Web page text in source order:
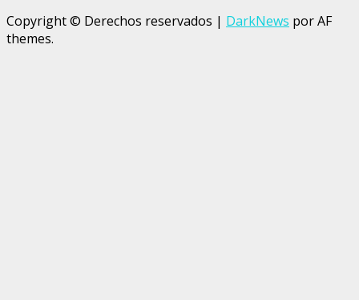
Copyright © Derechos reservados | DarkNews por AF
themes.